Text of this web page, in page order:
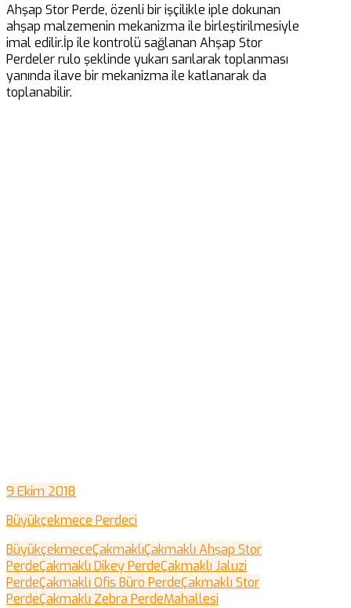
Ahşap Stor Perde, özenli bir işçilikle iple dokunan
ahşap malzemenin mekanizma ile birleştirilmesiyle
imal edilir.İp ile kontrolü sağlanan Ahşap Stor
Perdeler rulo şeklinde yukarı sarılarak toplanması
yanında ilave bir mekanizma ile katlanarak da
toplanabilir.
9 Ekim 2018
Büyükçekmece Perdeci
BüyükçekmeceÇakmaklıÇakmaklı Ahşap Stor
PerdeÇakmaklı Dikey PerdeÇakmaklı Jaluzi
PerdeÇakmaklı Ofis Büro PerdeÇakmaklı Stor
PerdeÇakmaklı Zebra PerdeMahallesi